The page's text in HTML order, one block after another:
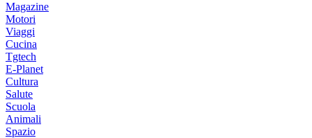
Magazine
Motori
Viaggi
Cucina
Tgtech
E-Planet
Cultura
Salute
Scuola
Animali
Spazio